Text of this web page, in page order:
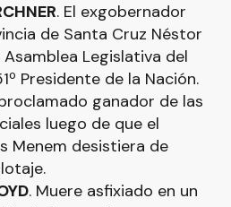
. El exgobernador
de Santa Cruz Néstor
Legislativa del
Presidente de la Nación.
ganador de las
luego de que el
Menem desistiera de
. Muere asfixiado en un